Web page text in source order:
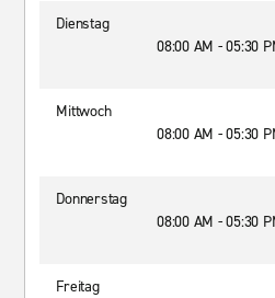
Dienstag
08:00 AM - 05:30
Mittwoch
08:00 AM - 05:30
Donnerstag
08:00 AM - 05:30
Freitag